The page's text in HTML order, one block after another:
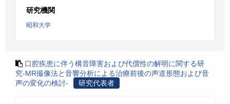
研究機関
昭和大学
口腔疾患に伴う構音障害および代償性の解明に関する研
究-MR撮像法と音響分析による治療前後の声道形態および音
声の変化の検討-
研究代表者